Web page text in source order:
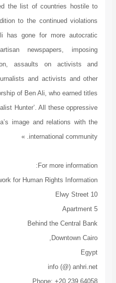
the list of countries hostile to
to the continued violations
has gone for more autocratic
newspapers, imposing
assaults on activists and
and activists and other
of Ben Ali, who earned titles
Hunter’. All these oppressive
image and relations with the
international community. »
For more information:
for Human Rights Information
10 Elwy Street
Apartment 5
Behind the Central Bank
Downtown Cairo,
Egypt
info (@) anhri.net
Phone: +20 239 64058